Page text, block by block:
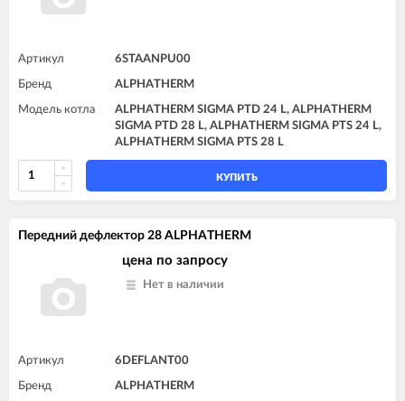
Артикул 6STAANPU00
Бренд ALPHATHERM
Модель котла
ALPHATHERM SIGMA PTD 24 L, ALPHATHERM
SIGMA PTD 28 L, ALPHATHERM SIGMA PTS 24 L,
ALPHATHERM SIGMA PTS 28 L
КУПИТЬ
Передний дефлектор 28 ALPHATHERM
цена по запросу
Нет в наличии
Артикул 6DEFLANT00
Бренд ALPHATHERM